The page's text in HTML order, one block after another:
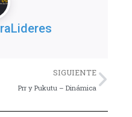
SIGUIENTE
Prr y Pukutu – Dinámica